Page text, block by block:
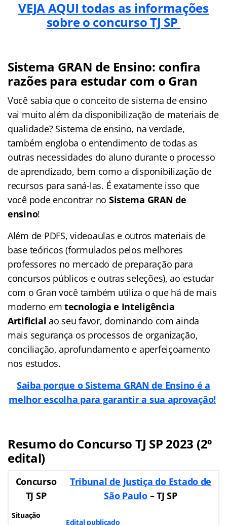
VEJA AQUI todas as informações
sobre o concurso TJ SP
Sistema GRAN de Ensino: confira
razões para estudar com o Gran
Você sabia que o conceito de sistema de ensino
vai muito além da disponibilização de materiais de
qualidade? Sistema de ensino, na verdade,
também engloba o entendimento de todas as
outras necessidades do aluno durante o processo
de aprendizado, bem como a disponibilização de
recursos para saná-las. É exatamente isso que
você pode encontrar no Sistema GRAN de
ensino!
Além de PDFS, videoaulas e outros materiais de
base teóricos (formulados pelos melhores
professores no mercado de preparação para
concursos públicos e outras seleções), ao estudar
com o Gran você também utiliza o que há de mais
moderno emtecnologia e Inteligência
Artificial ao seu favor, dominando com ainda
mais segurança os processos de organização,
conciliação, aprofundamento e aperfeiçoamento
nos estudos.
Saiba porque o Sistema GRAN de Ensino é a
melhor escolha para garantir a sua aprovação!
Resumo do Concurso TJ SP 2023 (2º
edital)
Concurso
TJ SP
Tribunal de Justiça do Estado de
São Paulo– TJ SP
Situação
Edital publicado